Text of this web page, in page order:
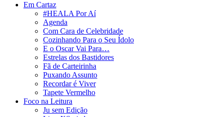
Em Cartaz
#HEALA Por Aí
Agenda
Com Cara de Celebridade
Cozinhando Para o Seu Ídolo
E o Oscar Vai Para…
Estrelas dos Bastidores
Fã de Carteirinha
Puxando Assunto
Recordar é Viver
Tapete Vermelho
Foco na Leitura
Ju sem Edição